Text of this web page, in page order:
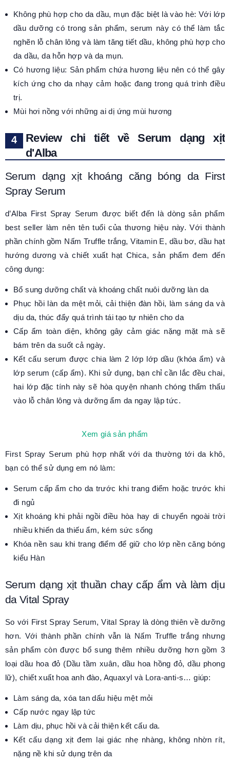
Không phù hợp cho da dầu, mụn đặc biệt là vào hè: Với lớp
dầu dưỡng có trong sản phẩm, serum này có thể làm tắc
nghẽn lỗ chân lông và làm tăng tiết dầu, không phù hợp cho
da dầu, da hỗn hợp và da mụn.
Có hương liệu: Sản phẩm chứa hương liệu nên có thể gây
kích ứng cho da nhạy cảm hoặc đang trong quá trình điều
trị.
Mùi hơi nồng với những ai dị ứng mùi hương
Review chi tiết về Serum dạng xịt
d'Alba
Serum dạng xịt khoáng căng bóng da First
Spray Serum
d’Alba First Spray Serum được biết đến là dòng sản phẩm
best seller làm nên tên tuổi của thương hiệu này. Với thành
phần chính gồm Nấm Truffle trắng, Vitamin E, dầu bơ, dầu hạt
hướng dương và chiết xuất hạt Chica, sản phẩm đem đến
công dụng:
Bổ sung dưỡng chất và khoáng chất nuôi dưỡng làn da
Phục hồi làn da mệt mỏi, cải thiện đàn hồi, làm sáng da và
dịu da, thúc đẩy quá trình tái tạo tự nhiên cho da
Cấp ẩm toàn diện, không gây cảm giác nặng mặt mà sẽ
bám trên da suốt cả ngày.
Kết cấu serum được chia làm 2 lớp lớp dầu (khóa ẩm) và
lớp serum (cấp ẩm). Khi sử dụng, bạn chỉ cần lắc đều chai,
hai lớp đặc tính này sẽ hòa quyện nhanh chóng thẩm thấu
vào lỗ chân lông và dưỡng ẩm da ngay lập tức.
Xem giá sản phẩm
First Spray Serum phù hợp nhất với da thường tới da khô,
bạn có thể sử dụng em nó làm:
Serum cấp ẩm cho da trước khi trang điểm hoặc trước khi
đi ngủ
Xịt khoáng khi phải ngồi điều hòa hay di chuyển ngoài trời
nhiều khiến da thiếu ẩm, kém sức sống
Khóa nền sau khi trang điểm để giữ cho lớp nền căng bóng
kiểu Hàn
Serum dạng xịt thuần chay cấp ẩm và làm dịu
da Vital Spray
So với First Spray Serum, Vital Spray là dòng thiên về dưỡng
hơn. Với thành phần chính vẫn là Nấm Truffle trắng nhưng
sản phẩm còn được bổ sung thêm nhiều dưỡng hơn gồm 3
loại dầu hoa đỏ (Dầu tầm xuân, dầu hoa hồng đỏ, dầu phong
lữ), chiết xuất hoa anh đào, Aquaxyl và Lora-anti-s… giúp:
Làm sáng da, xóa tan dấu hiệu mệt mỏi
Cấp nước ngay lập tức
Làm dịu, phục hồi và cải thiện kết cấu da.
Kết cấu dạng xịt đem lại giác nhẹ nhàng, không nhờn rít,
nặng nề khi sử dụng trên da